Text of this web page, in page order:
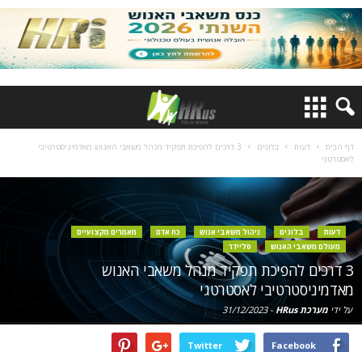
דף הבית דעות בלוגים
3 דרכים להפיכת תפקיד מנהל משאבי האנוש מאדמיניסטרטיבי
לאסטרטגי
דעות בלוגים ניהול משאבי אנוש כח אדם
מאמרים מקצועיים
מעולם משאבי האנוש
סליידר
3 דרכים להפיכת תפקיד מנהל משאבי האנוש
מאדמיניסטרטיבי לאסטרטגי
על ידי מערכת HRus -
31/12/2023
Facebook
Twitter